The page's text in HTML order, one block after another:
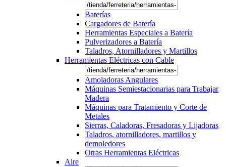
Baterías
Cargadores de Batería
Herramientas Especiales a Batería
Pulverizadores a Batería
Taladros, Atornilladores y Martillos
Herramientas Eléctricas con Cable
Amoladoras Angulares
Máquinas Semiestacionarias para Trabajar
Madera
Máquinas para Tratamiento y Corte de
Metales
Sierras, Caladoras, Fresadoras y Lijadoras
Taladros, atornilladores, martillos y
demoledores
Otras Herramientas Eléctricas
Aire